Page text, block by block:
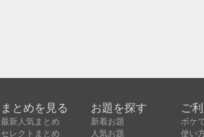
まとめを見る
最新人気まとめ
セレクトまとめ
お題を探す
新着お題
人気お題
ご
ボケ
使い